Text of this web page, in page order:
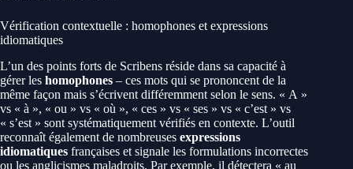
Vérification contextuelle : homophones et expressions
idiomatiques
L’un des points forts de Scribens réside dans sa capacité à
gérer les homophones – ces mots qui se prononcent de la
même façon mais s’écrivent différemment selon le sens. « A »
vs « à », « ou » vs « où », « ces » vs « ses » vs « c’est » vs
« s’est » sont systématiquement vérifiés en contexte. L’outil
reconnaît également de nombreuses expressions
idiomatiques françaises et signale les formulations incorrectes
ou les anglicismes maladroits. Par exemple, il détectera « au